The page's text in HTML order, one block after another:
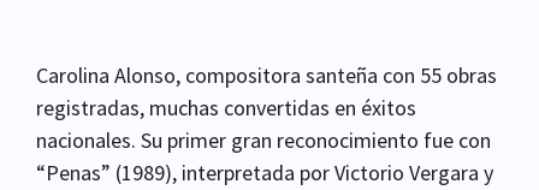
Carolina Alonso, compositora santeña con 55 obras
registradas, muchas convertidas en éxitos
nacionales. Su primer gran reconocimiento fue con
“Penas” (1989), interpretada por Victorio Vergara y